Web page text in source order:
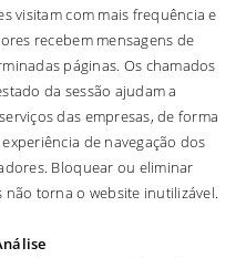
visitam com mais frequência e
recebem mensagens de
páginas. Os chamados
da sessão ajudam a
das empresas, de forma
de navegação dos
Bloquear ou eliminar
não torna o website inutilizável.